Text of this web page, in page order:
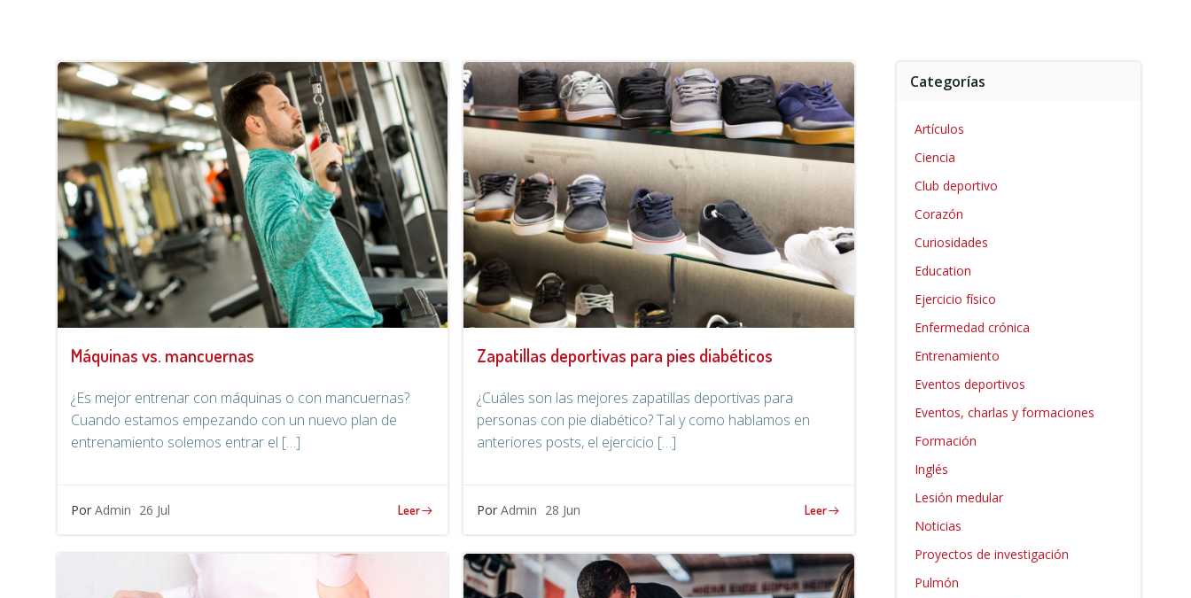
Máquinas vs. mancuernas
¿Es mejor entrenar con máquinas o con mancuernas?
Cuando estamos empezando con un nuevo plan de
entrenamiento solemos entrar el […]
Por Admin 26 Jul Leer
Zapatillas deportivas para pies diabéticos
¿Cuáles son las mejores zapatillas deportivas para
personas con pie diabético? Tal y como hablamos en
anteriores posts, el ejercicio […]
Por Admin 28 Jun Leer
Categorías
Artículos
Ciencia
Club deportivo
Corazón
Curiosidades
Education
Ejercicio físico
Enfermedad crónica
Entrenamiento
Eventos deportivos
Eventos, charlas y formaciones
Formación
Inglés
Lesión medular
Noticias
Proyectos de investigación
Pulmón